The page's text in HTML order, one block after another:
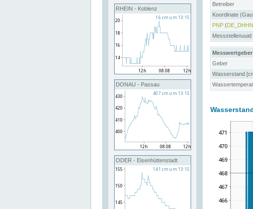
RHEIN - Koblenz
DONAU - Passau
ODER - Eisenhüttenstadt
Betreiber
Koordinate
PNP (
Messstellenuuid
Geber
Wasserstand